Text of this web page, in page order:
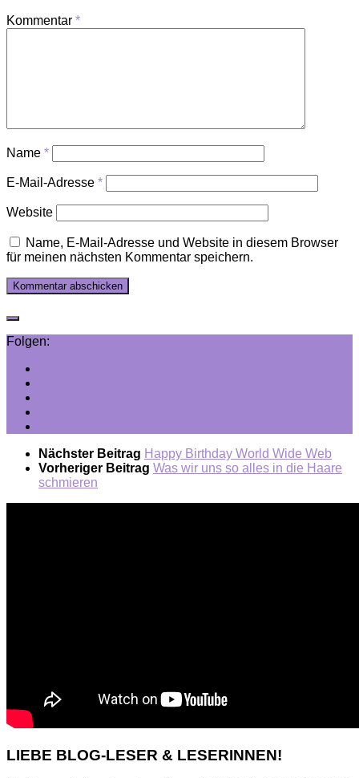
Kommentar *
Name *
E-Mail-Adresse *
Website
Name, E-Mail-Adresse und Website in diesem Browser
für meinen nächsten Kommentar speichern.
Folgen:
Nächster Beitrag Happy Birthday World Wide Web
Vorheriger Beitrag Was wir uns so alles in die Haare
schmieren
LIEBE BLOG-LESER & LESERINNEN!